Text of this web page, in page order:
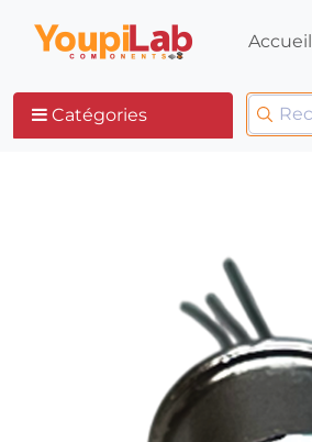
Accueil
Catégories